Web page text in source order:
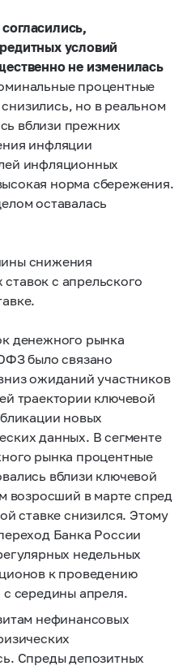
условий
не изменилась
процентные
но в реальном
вблизи прежних
инфляции
инфляционных
норма сбережения.
оставалась
снижения
с апрельского
денежного рынка
было связано
ожиданий участников
траектории ключевой
новых
данных. В сегменте
рынка процентные
вблизи ключевой
возросший в марте спред
ставке снизился. Этому
Банка России
недельных
к проведению
середины апреля.
нефинансовых
Спреды депозитных